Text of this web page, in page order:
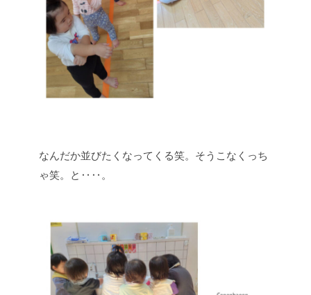
なんだか並びたくなってくる笑。そうこなくっち
ゃ笑。と‥‥。